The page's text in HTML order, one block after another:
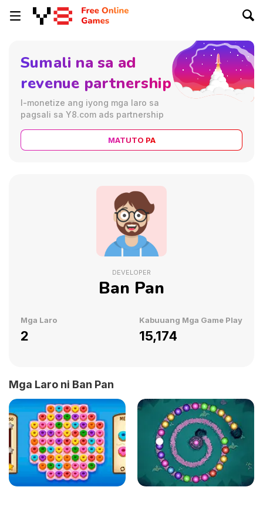
DEVELOPER
Ban Pan
Mga Laro
2
Kabuuang Mga Game Play
15,174
Sumali na sa ad
revenue partnership
I-monetize ang iyong mga laro sa
pagsali sa Y8.com ads partnership
MATUTO PA
Mga Laro ni Ban Pan